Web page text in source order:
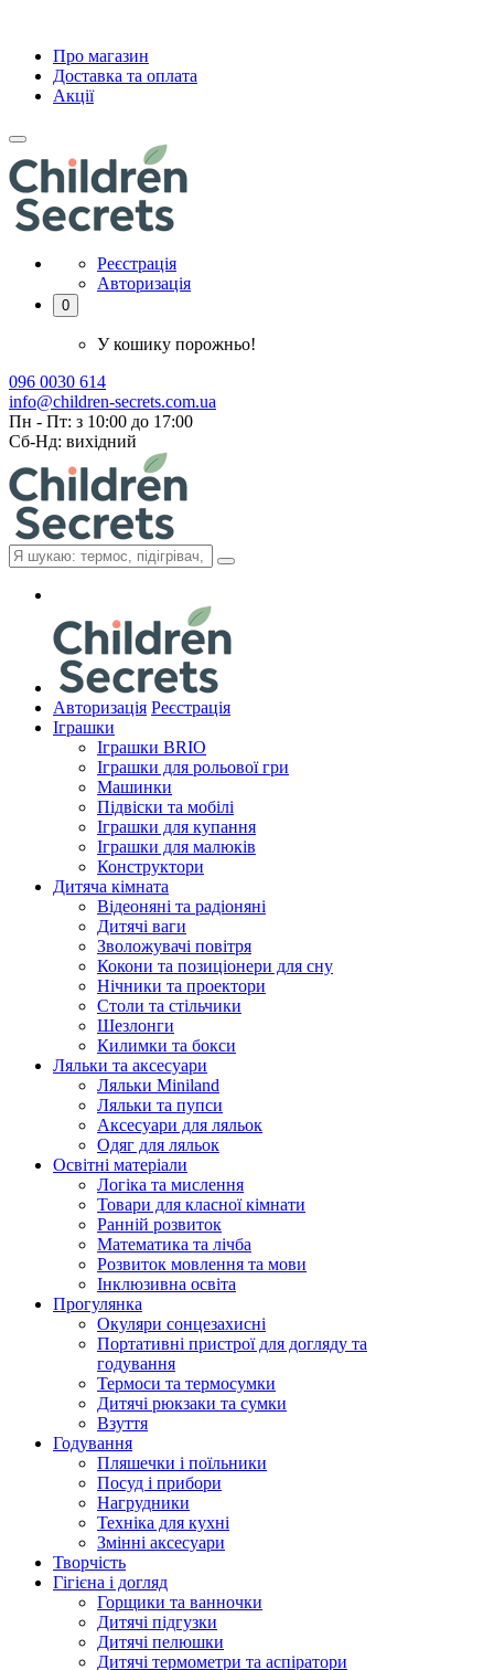
Про магазин
Доставка та оплата
Акції
Реєстрація
Авторизація
0
У кошику порожньо!
096 0030 614
info@children-secrets.com.ua
Пн - Пт: з 10:00 до 17:00
Сб-Нд: вихідний
Авторизація Реєстрація
Іграшки
Іграшки BRIO
Іграшки для рольової гри
Машинки
Підвіски та мобілі
Іграшки для купання
Іграшки для малюків
Конструктори
Дитяча кімната
Відеоняні та радіоняні
Дитячі ваги
Зволожувачі повітря
Кокони та позиціонери для сну
Нічники та проектори
Столи та стільчики
Шезлонги
Килимки та бокси
Ляльки та аксесуари
Ляльки Miniland
Ляльки та пупси
Аксесуари для ляльок
Одяг для ляльок
Освітні матеріали
Логіка та мислення
Товари для класної кімнати
Ранній розвиток
Математика та лічба
Розвиток мовлення та мови
Інклюзивна освіта
Прогулянка
Окуляри сонцезахисні
Портативні пристрої для догляду та
годування
Термоси та термосумки
Дитячі рюкзаки та сумки
Взуття
Годування
Пляшечки і поїльники
Посуд і прибори
Нагрудники
Техніка для кухні
Змінні аксесуари
Творчість
Гігієна і догляд
Горщики та ванночки
Дитячі підгузки
Дитячі пелюшки
Дитячі термометри та аспіратори